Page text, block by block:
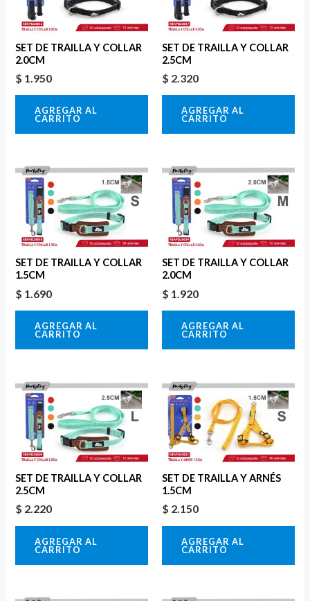
SET DE TRAILLA Y COLLAR
2.0CM
$ 1.950
AGREGAR AL
CARRITO
SET DE TRAILLA Y COLLAR
2.5CM
$ 2.320
AGREGAR AL
CARRITO
SET DE TRAILLA Y COLLAR
1.5CM
$ 1.690
AGREGAR AL
CARRITO
SET DE TRAILLA Y COLLAR
2.0CM
$ 1.920
AGREGAR AL
CARRITO
SET DE TRAILLA Y COLLAR
2.5CM
$ 2.220
AGREGAR AL
CARRITO
SET DE TRAILLA Y ARNÉS
1.5CM
$ 2.150
AGREGAR AL
CARRITO